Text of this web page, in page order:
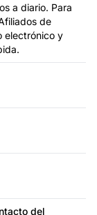
a diario. Para
de
electrónico y
del